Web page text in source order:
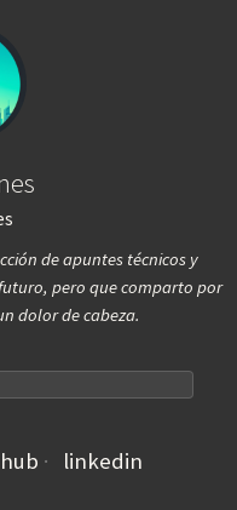
de apuntes técnicos y
pero que comparto por
dolor de cabeza.
linkedin